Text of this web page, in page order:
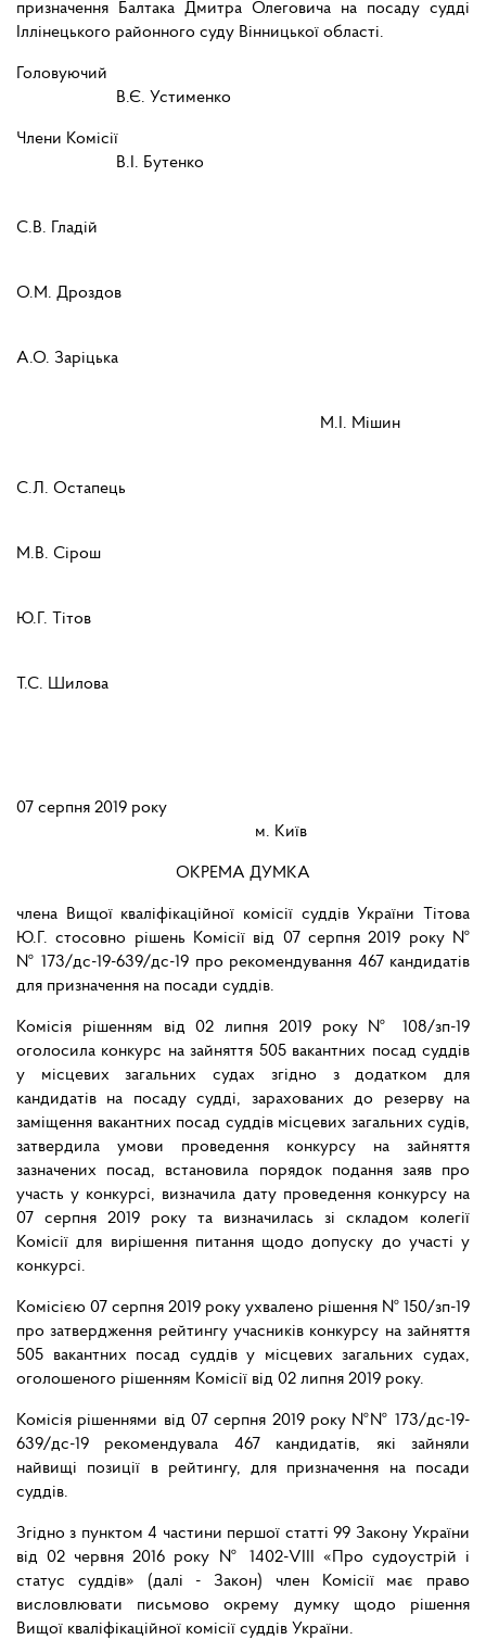
призначення Балтака Дмитра Олеговича
на посаду судді
Іллінецького районного суду Вінницької області.
Головуючий
В.Є. Устименко
Члени Комісії
В.І. Бутенко
С.В. Гладій
О.М. Дроздов
А.О. Заріцька
М.І. Мішин
С.Л. Остапець
М.В. Сірош
Ю.Г. Тітов
Т.С. Шилова
07 серпня 2019 року
м. Київ
ОКРЕМА ДУМКА
члена Вищої кваліфікаційної комісії суддів України Тітова
Ю.Г. стосовно рішень Комісії від 07 серпня 2019 року №
№ 173/дс-19-639/дс-19 про рекомендування 467 кандидатів
для призначення на посади суддів.
Комісія рішенням від 02 липня 2019 року № 108/зп-19
оголосила конкурс на зайняття 505 вакантних посад суддів
у місцевих загальних судах згідно з додатком для
кандидатів на посаду судді, зарахованих до резерву на
заміщення вакантних посад суддів місцевих загальних судів,
затвердила умови проведення конкурсу на зайняття
зазначених посад, встановила порядок подання заяв про
участь у конкурсі, визначила дату проведення конкурсу на
07 серпня 2019 року та визначилась зі складом колегії
Комісії для вирішення питання щодо допуску до участі у
конкурсі.
Комісією 07 серпня 2019 року ухвалено рішення № 150/зп-19
про затвердження рейтингу учасників конкурсу на зайняття
505 вакантних посад суддів у місцевих загальних судах,
оголошеного рішенням Комісії від 02 липня 2019 року.
Комісія рішеннями від 07 серпня 2019 року №№ 173/дс-19-
639/дс-19 рекомендувала 467 кандидатів, які зайняли
найвищі позиції в рейтингу, для призначення на посади
суддів.
Згідно з пунктом 4 частини першої статті 99 Закону України
від 02 червня 2016 року № 1402-VIII «Про судоустрій і
статус суддів» (далі - Закон) член Комісії має право
висловлювати письмово окрему думку щодо рішення
Вищої кваліфікаційної комісії суддів України.